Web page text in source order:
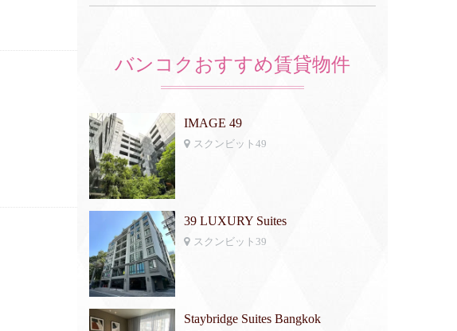
バンコクおすすめ賃貸物件
IMAGE 49
スクンビット49
39 LUXURY Suites
スクンビット39
Staybridge Suites Bangkok